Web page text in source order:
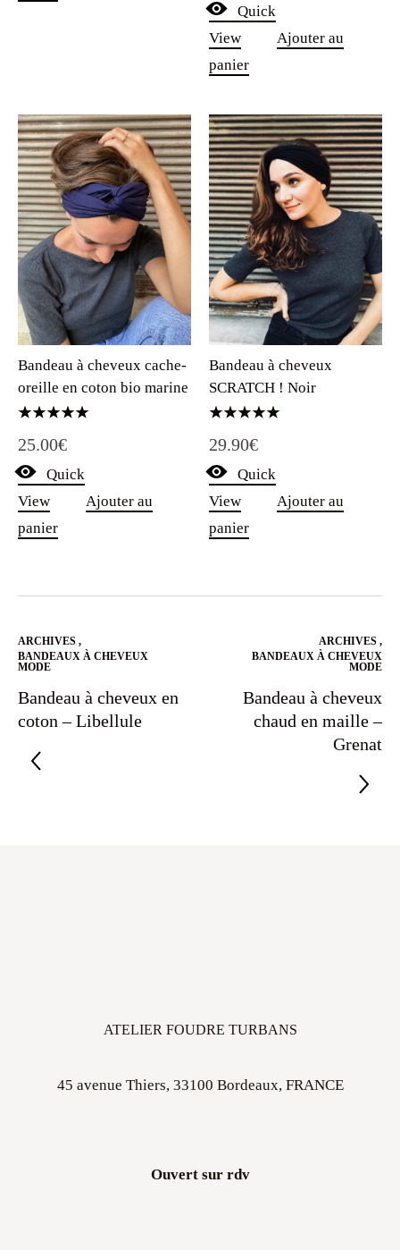
Quick
View
Ajouter au
panier
Bandeau à cheveux cache-
oreille en coton bio marine
5.00
25.00€
Quick
View
Ajouter au
panier
Bandeau à cheveux
SCRATCH ! Noir
5.00
29.90€
Quick
View
Ajouter au
panier
ARCHIVES ,
BANDEAUX À CHEVEUX
MODE
Bandeau à cheveux en
coton – Libellule
ARCHIVES ,
BANDEAUX À CHEVEUX
MODE
Bandeau à cheveux
chaud en maille –
Grenat
ATELIER FOUDRE TURBANS
45 avenue Thiers, 33100 Bordeaux, FRANCE
Ouvert sur rdv